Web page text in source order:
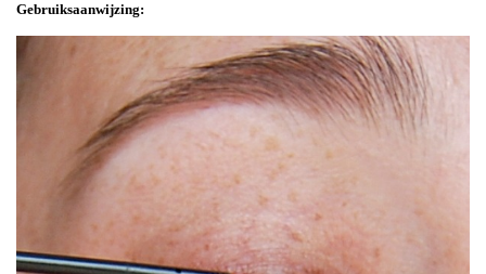
Gebruiksaanwijzing: